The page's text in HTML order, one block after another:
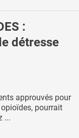
:
détresse
approuvés pour
pourrait
...